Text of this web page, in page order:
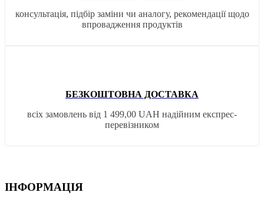
консультація, підбір заміни чи аналогу, рекомендації щодо
впровадження продуктів
БЕЗКОШТОВНА ДОСТАВКА
всіх замовлень від 1 499,00 UAH надійним експрес-
перевізником
ІНФОРМАЦІЯ